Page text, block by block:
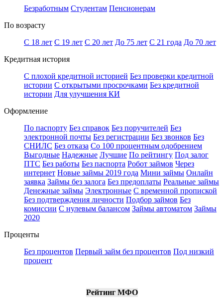
Безработным Студентам Пенсионерам
По возрасту
С 18 лет С 19 лет С 20 лет До 75 лет С 21 года До 70 лет
Кредитная история
С плохой кредитной историей Без проверки кредитной
истории С открытыми просрочками Без кредитной
истории Для улучшения КИ
Оформление
По паспорту Без справок Без поручителей Без
электронной почты Без регистрации Без звонков Без
СНИЛС Без отказа Со 100 процентным одобрением
Выгодные Надежные Лучшие По рейтингу Под залог
ПТС Без работы Без паспорта Робот займов Через
интернет Новые займы 2019 года Мини займы Онлайн
заявка Займы без залога Без предоплаты Реальные займы
Денежные займы Электронные С временной пропиской
Без подтверждения личности Подбор займов Без
комиссии С нулевым балансом Займы автоматом Займы
2020
Проценты
Без процентов Первый займ без процентов Под низкий
процент
Рейтинг МФО